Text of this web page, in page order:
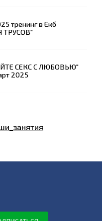
тренинг в Екб
ТРУСОВ"
СЕКС С ЛЮБОВЬЮ"
2025